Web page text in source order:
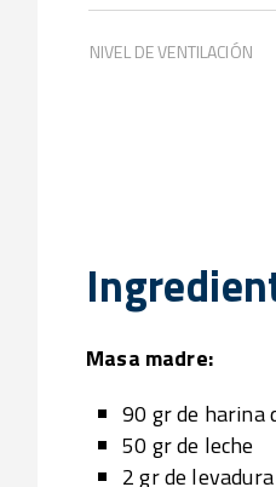
NIVEL DE VENTILACIÓN
Masa madre:
90 gr de harina
50 gr de leche
2 gr de